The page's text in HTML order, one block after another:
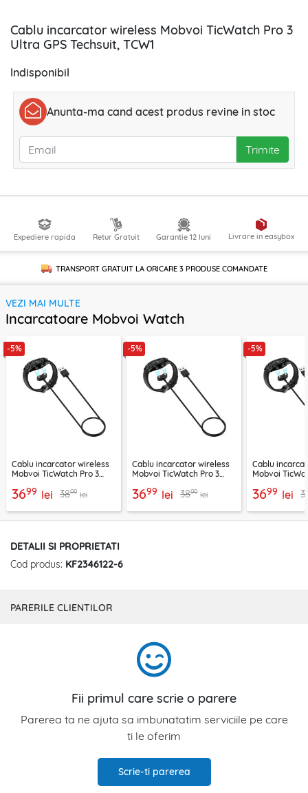
Cablu incarcator wireless Mobvoi TicWatch Pro 3
Ultra GPS Techsuit, TCW1
Indisponibil
Anunta-ma cand acest produs revine in stoc
Trimite
Expediere rapida Retur Gratuit Garantie 12 luni Livrare in easybox
TRANSPORT GRATUIT LA ORICARE 3 PRODUSECOMANDATE
VEZI MAI MULTE
Incarcatoare Mobvoi Watch
-5%
Cablu incarcator wireless
Mobvoi TicWatch Pro 3
3699 lei 3899 lei
-5%
Cablu incarcator wireless
Mobvoi TicWatch Pro 3
3699 lei 3899 lei
-5%
Cablu
Mobvoi
3699 lei
DETALII SI PROPRIETATI
Cod produs: KF2346122-6
PARERILE CLIENTILOR
Fii primul care scrie o parere
Parerea ta ne ajuta sa imbunatatim serviciile pe care
ti le oferim
Scrie-ti parerea